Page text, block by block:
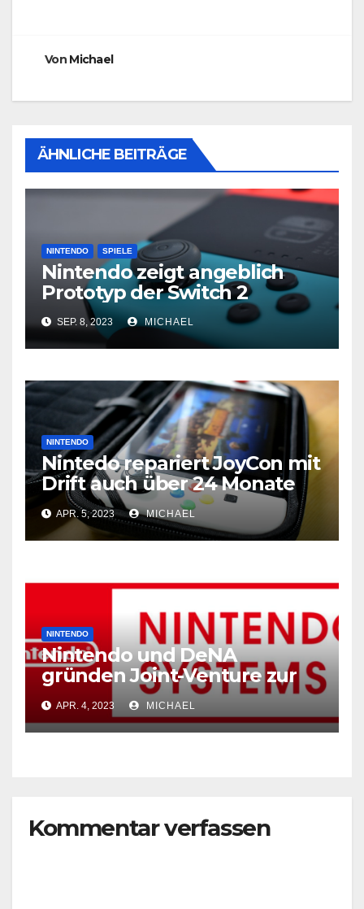
Von Michael
ÄHNLICHE BEITRÄGE
NINTENDO SPIELE
Nintendo zeigt angeblich
Prototyp der Switch 2
SEP. 8, 2023 MICHAEL
NINTENDO
Nintedo repariert JoyCon mit
Drift auch über 24 Monate
hinaus
APR. 5, 2023 MICHAEL
NINTENDO
Nintendo und DeNA
gründen Joint-Venture zur
Stärkung der Digitalisierung
von Nintendos Geschäft
APR. 4, 2023 MICHAEL
Kommentar verfassen